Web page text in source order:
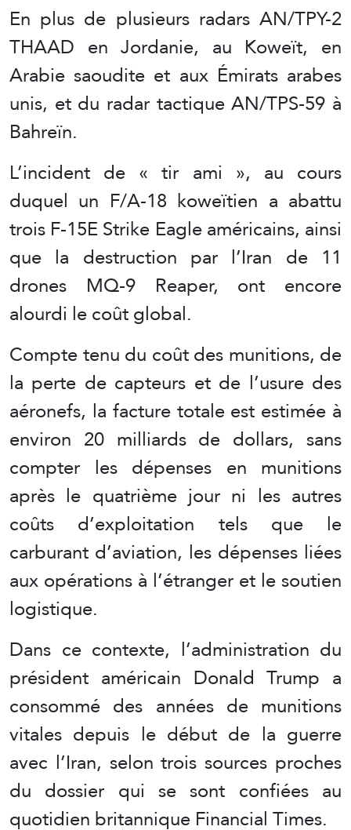
En plus de plusieurs radars AN/TPY-2
THAAD en Jordanie, au Koweït, en
Arabie saoudite et aux Émirats arabes
unis, et du radar tactique AN/TPS-59 à
Bahreïn.
L’incident de « tir ami », au cours
duquel un F/A-18 koweïtien a abattu
trois F-15E Strike Eagle américains, ainsi
que la destruction par l’Iran de 11
drones MQ-9 Reaper, ont encore
alourdi le coût global.
Compte tenu du coût des munitions, de
la perte de capteurs et de l’usure des
aéronefs, la facture totale est estimée à
environ 20 milliards de dollars, sans
compter les dépenses en munitions
après le quatrième jour ni les autres
coûts d’exploitation tels que le
carburant d’aviation, les dépenses liées
aux opérations à l’étranger et le soutien
logistique.
Dans ce contexte, l’administration du
président américain Donald Trump a
consommé des années de munitions
vitales depuis le début de la guerre
avec l’Iran, selon trois sources proches
du dossier qui se sont confiées au
quotidien britannique Financial Times.